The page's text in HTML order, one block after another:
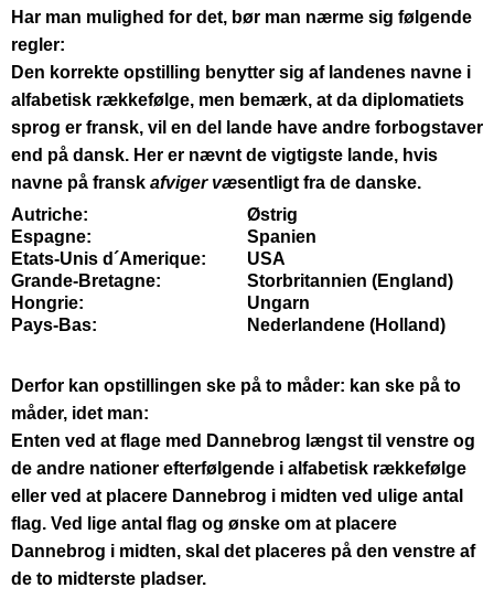
Har man mulighed for det, bør man nærme sig følgende
regler:
Den korrekte opstilling benytter sig af landenes navne i
alfabetisk rækkefølge, men bemærk, at da diplomatiets
sprog er fransk, vil en del lande have andre forbogstaver
end på dansk. Her er nævnt de vigtigste lande, hvis
navne på fransk afviger væsentligt fra de danske.
Autriche:
Østrig
Espagne:
Spanien
Etats-Unis d´Amerique:
USA
Grande-Bretagne:
Storbritannien (England)
Hongrie:
Ungarn
Pays-Bas:
Nederlandene (Holland)
Derfor kan opstillingen ske på to måder: kan ske på to
måder, idet man:
Enten ved at flage med Dannebrog længst til venstre og
de andre nationer efterfølgende i alfabetisk rækkefølge
eller ved at placere Dannebrog i midten ved ulige antal
flag. Ved lige antal flag og ønske om at placere
Dannebrog i midten, skal det placeres på den venstre af
de to midterste pladser.